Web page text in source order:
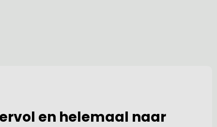
en helemaal naar